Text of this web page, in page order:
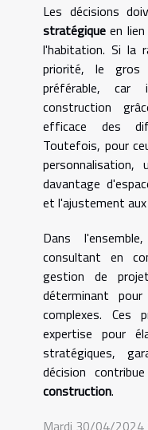
Les décisions
stratégique en
l'habitation. Si la
priorité, le
préférable,
construction
efficace des
Toutefois, pour
davantage
et l'ajustement
Dans
consultant en
gestion de
déterminant
complexes. Ces
expertise pour
stratégiques,
décision
construction.
Mardi 30/04/2024